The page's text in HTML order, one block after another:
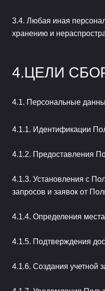
Любая иная
хранению и
ЦЕЛИ
Персональные
Идентификации
Предоставления
Установления с
запросов и заявок от
Определения
Подтверждения
Создания учетной